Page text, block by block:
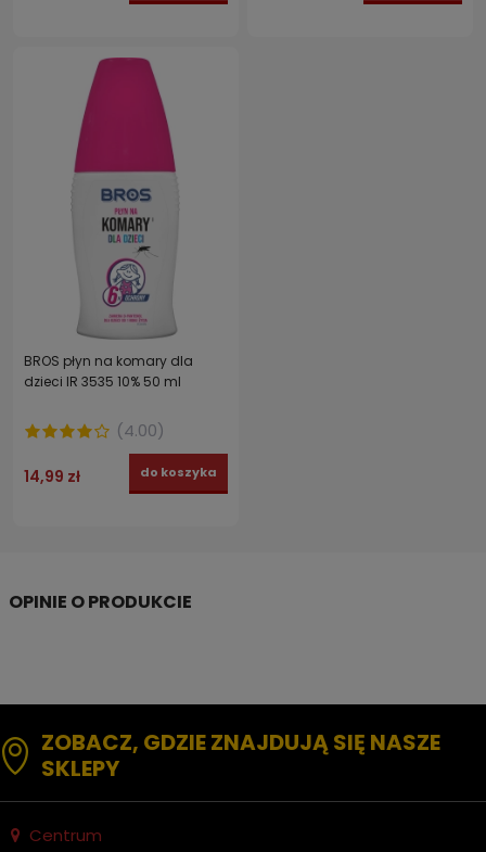
BROS płyn na komary dla
dzieci IR 3535 10% 50 ml
(4.00)
14,99 zł do koszyka
ZOBACZ, GDZIE ZNAJDUJĄ SIĘ NASZE
SKLEPY
Centrum